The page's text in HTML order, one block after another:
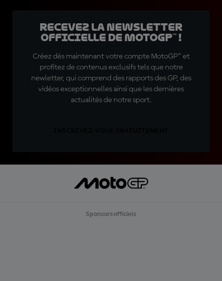
Recevez la Newsletter
officielle de MotoGP™ !
Créez dès maintenant votre compte MotoGP™ et
profitez de contenus exclusifs tels que notre
newletter, qui comprend des rapports des GP, des
vidéos exceptionnelles ainsi que les dernières
actualités de notre sport.
Sponsors officiels